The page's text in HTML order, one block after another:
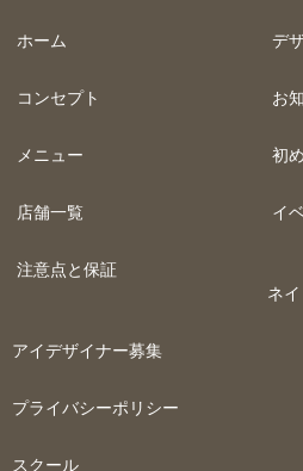
ホーム
コンセプト
メニュー
店舗一覧
注意点と保証
デ
お
初
イ
ネ
アイデザイナー募集
プライバシーポリシー
スクール